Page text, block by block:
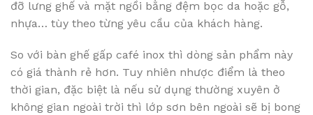
đỡ lưng ghế và mặt ngồi bằng đệm bọc da hoặc gỗ,
nhựa… tùy theo từng yêu cầu của khách hàng.
So với bàn ghế gấp café inox thì dòng sản phẩm này
có giá thành rẻ hơn. Tuy nhiên nhược điểm là theo
thời gian, đặc biệt là nếu sử dụng thường xuyên ở
không gian ngoài trời thì lớp sơn bên ngoài sẽ bị bong